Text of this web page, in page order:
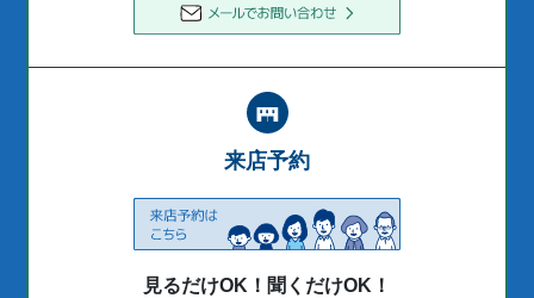
来店予約
見るだけOK！聞くだけOK！